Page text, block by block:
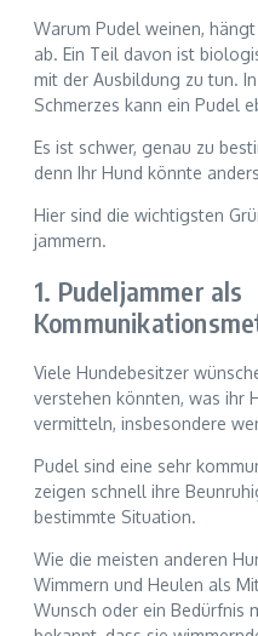
Warum Pudel weinen,
ab. Ein Teil davon ist
mit der Ausbildung zu tun.
Schmerzes kann ein Pudel
Es ist schwer, genau zu
denn Ihr Hund könnte
Hier sind die wichtigsten
jammern.
1. Pudeljammer als
Viele Hundebesitzer
verstehen könnten, was ihr
vermitteln, insbesondere
Pudel sind eine sehr
zeigen schnell ihre
bestimmte Situation.
Wie die meisten anderen
Wimmern und Heulen als
Wunsch oder ein Bedürfnis